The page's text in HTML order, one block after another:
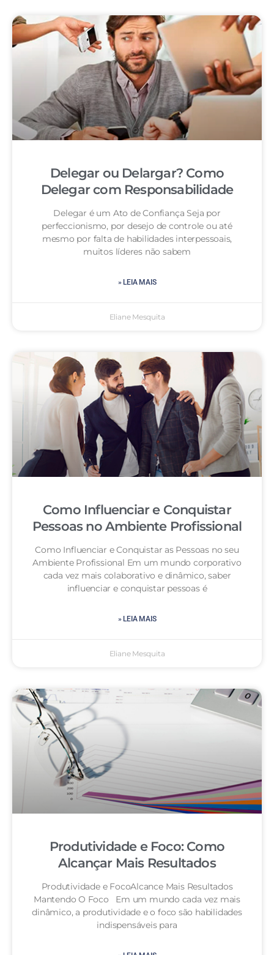
Delegar ou Delargar? Como
Delegar com Responsabilidade
Delegar é um Ato de Confiança Seja por
perfeccionismo, por desejo de controle ou até
mesmo por falta de habilidades interpessoais,
muitos líderes não sabem
» LEIA MAIS
Eliane Mesquita
Como Influenciar e Conquistar
Pessoas no Ambiente Profissional
Como Influenciar e Conquistar as Pessoas no seu
Ambiente Profissional Em um mundo corporativo
cada vez mais colaborativo e dinâmico, saber
influenciar e conquistar pessoas é
» LEIA MAIS
Eliane Mesquita
Produtividade e Foco: Como
Alcançar Mais Resultados
Produtividade e FocoAlcance Mais Resultados
Mantendo O Foco Em um mundo cada vez mais
dinâmico, a produtividade e o foco são habilidades
indispensáveis para